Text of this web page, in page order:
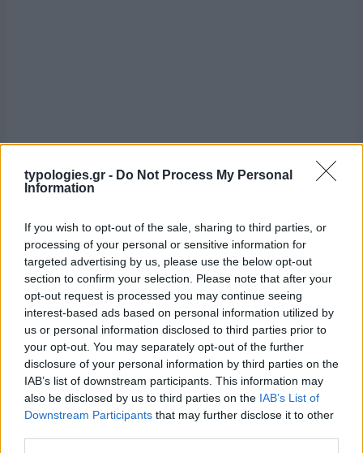
typologies.gr - Do Not Process My Personal
Information
If you wish to opt-out of the sale, sharing to third parties, or
processing of your personal or sensitive information for
targeted advertising by us, please use the below opt-out
section to confirm your selection. Please note that after your
opt-out request is processed you may continue seeing
interest-based ads based on personal information utilized by
us or personal information disclosed to third parties prior to
your opt-out. You may separately opt-out of the further
disclosure of your personal information by third parties on the
IAB’s list of downstream participants. This information may
also be disclosed by us to third parties on the IAB’s List of
Downstream Participants that may further disclose it to other